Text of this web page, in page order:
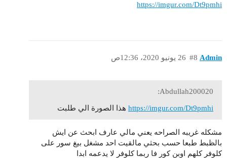
https://imgur.com/Dt9pmhi
Admin 26 يونيو 2020، 12:36ص #8
Abdullah200020:
https://imgur.com/Dt9pmhi هذا الصورة الي طلبت
مشكله غريبه الصراحه يعني مالي عارف ابحث عن ايش
بالظبط طبعا حسب بحثي مالقيت احد مشغل بيغ سور على
كلوفر كلهم اوبن كور فا ربما كلوفر لا يدعمه ابدا